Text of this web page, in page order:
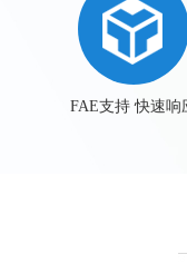
FAE支持 快速响